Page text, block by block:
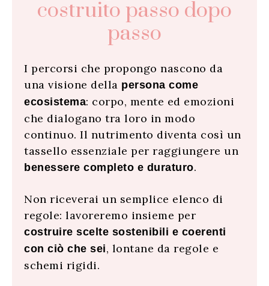
costruito passo dopo
passo
I percorsi che propongo nascono da
una visione della persona come
ecosistema: corpo, mente ed emozioni
che dialogano tra loro in modo
continuo. Il nutrimento diventa così un
tassello essenziale per raggiungere un
benessere completo e duraturo.
Non riceverai un semplice elenco di
regole: lavoreremo insieme per
costruire scelte sostenibili e coerenti
con ciò che sei, lontane da regole e
schemi rigidi.